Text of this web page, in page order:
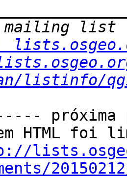
listinfo/
HTML foi